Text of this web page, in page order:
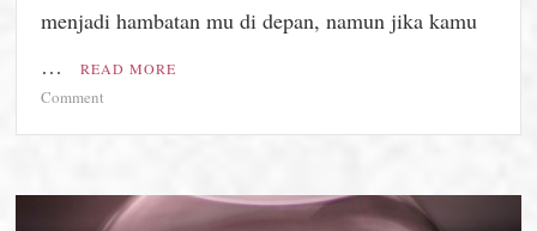
menjadi hambatan mu di depan, namun jika kamu
…
READ MORE
Comment